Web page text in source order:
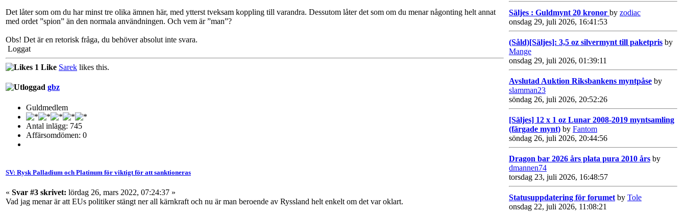
Det låter som om du har minst tre olika ämnen här, med ytterst tveksam koppling till varandra. Dessutom låter det som om du menar någonting helt annat
med ordet ”spion” än den normala användningen. Och vem är ”man”?
Obs! Det är en retorisk fråga, du behöver absolut inte svara.
Loggat
1 Like Sarek likes this.
gbz
Guldmedlem
Antal inlägg: 745
Affärsomdömen: 0
SV: Rysk Palladium och Platinum för viktigt för att sanktioneras
« Svar #3 skrivet: lördag 26, mars 2022, 07:24:37 »
Vad jag menar är att EUs politiker stängt ner all kärnkraft och nu är man beroende av Ryssland helt enkelt om det var oklart.
Säljes : Guldmynt 20 kronor by zodiac
onsdag 29, juli 2026, 16:41:53
(Såld)[Säljes]: 3,5 oz silvermynt till paketpris by
Mange
onsdag 29, juli 2026, 01:39:11
Avslutad Auktion Riksbankens myntpåse by
slamman23
söndag 26, juli 2026, 20:52:26
[Säljes] 12 x 1 oz Lunar 2008-2019 myntsamling
(färgade mynt) by Fantom
söndag 26, juli 2026, 20:44:56
Dragon bar 2026 års plata pura 2010 års by
dmannen74
torsdag 23, juli 2026, 16:48:57
Statusuppdatering för forumet by Tole
onsdag 22, juli 2026, 11:08:21